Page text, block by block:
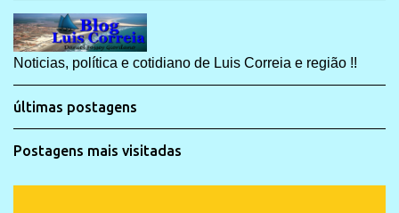
Noticias, política e cotidiano de Luis Correia e região !!
últimas postagens
Postagens mais visitadas